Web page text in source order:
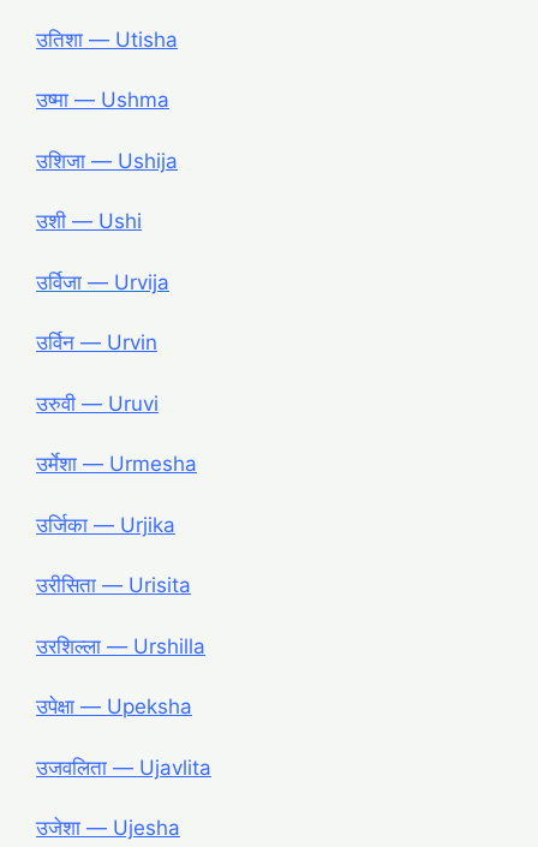
उतिशा ― Utisha
उष्मा ― Ushma
उशिजा ― Ushija
उशी ― Ushi
उर्विजा ― Urvija
उर्विन ― Urvin
उरुवी ― Uruvi
उर्मेशा ― Urmesha
उर्जिका ― Urjika
उरीसिता ― Urisita
उरशिल्ला ― Urshilla
उपेक्षा ― Upeksha
उजवलिता ― Ujavlita
उजेशा ― Ujesha